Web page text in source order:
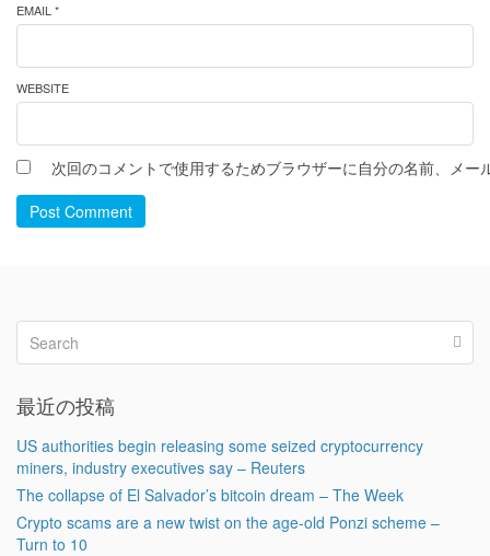
EMAIL *
WEBSITE
次回のコメントで使用するためブラウザーに自分の名前、メー
Post Comment
最近の投稿
US authorities begin releasing some seized cryptocurrency
miners, industry executives say – Reuters
The collapse of El Salvador’s bitcoin dream – The Week
Crypto scams are a new twist on the age-old Ponzi scheme –
Turn to 10